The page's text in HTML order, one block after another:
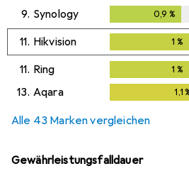
9. Synology 0,9 %
11. Hikvision 1 %
11. Ring 1 %
13. Aqara 1,1
Alle 43 Marken vergleichen
Gewährleistungsfalldauer